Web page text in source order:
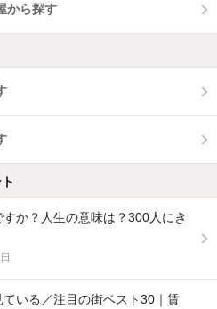
から探す
すか？人生の意味は？300人にき
ている／注目の街ベスト30｜賃